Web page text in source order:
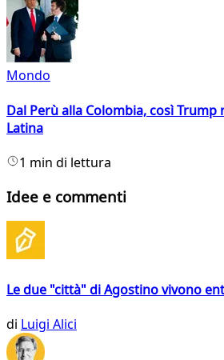
Mondo
Dal Perù alla Colombia, così
Latina
1 min di lettura
Idee e commenti
Le due "città" di Agostino vivono
di Luigi Alici